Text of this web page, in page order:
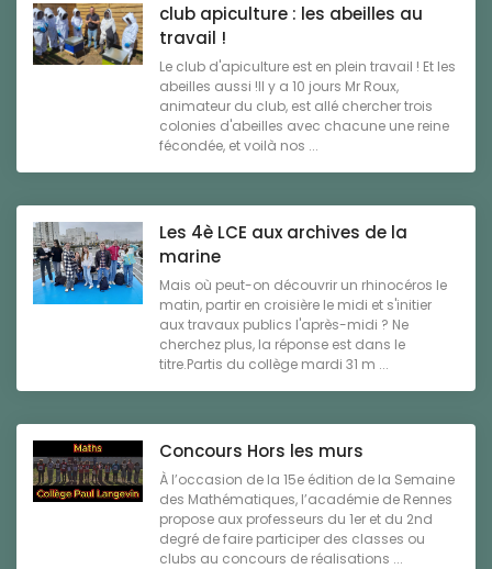
club apiculture : les abeilles au
travail !
Le club d'apiculture est en plein travail ! Et les
abeilles aussi !Il y a 10 jours Mr Roux,
animateur du club, est allé chercher trois
colonies d'abeilles avec chacune une reine
fécondée, et voilà nos ...
Les 4è LCE aux archives de la
marine
Mais où peut-on découvrir un rhinocéros le
matin, partir en croisière le midi et s'initier
aux travaux publics l'après-midi ? Ne
cherchez plus, la réponse est dans le
titre.Partis du collège mardi 31 m ...
Concours Hors les murs
À l’occasion de la 15e édition de la Semaine
des Mathématiques, l’académie de Rennes
propose aux professeurs du 1er et du 2nd
degré de faire participer des classes ou
clubs au concours de réalisations ...